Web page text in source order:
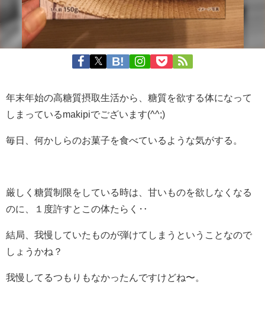
年末年始の高糖質摂取生活から、糖質を欲する体になって
しまっているmakipiでございます(^^;)
毎日、何かしらのお菓子を食べているような気がする。
厳しく糖質制限をしている時は、甘いものを欲しなくなる
のに、１度許すとこの体たらく‥
結局、我慢していたものが弾けてしまうということなので
しょうかね？
我慢してるつもりもなかったんですけどね〜。